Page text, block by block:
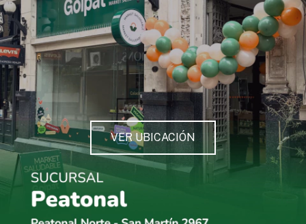
VER UBICACIÓN